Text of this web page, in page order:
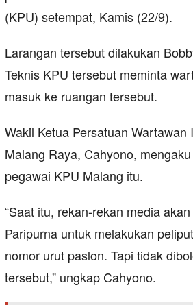
(KPU) setempat, Kamis (22/9).
Larangan tersebut dilakukan
Teknis KPU tersebut meminta
masuk ke ruangan tersebut.
Wakil Ketua Persatuan Wartawan
Malang Raya, Cahyono,
pegawai KPU Malang itu.
“Saat itu, rekan-rekan media
Paripurna untuk melakukan
nomor urut paslon. Tapi tidak
tersebut,” ungkap Cahyono.